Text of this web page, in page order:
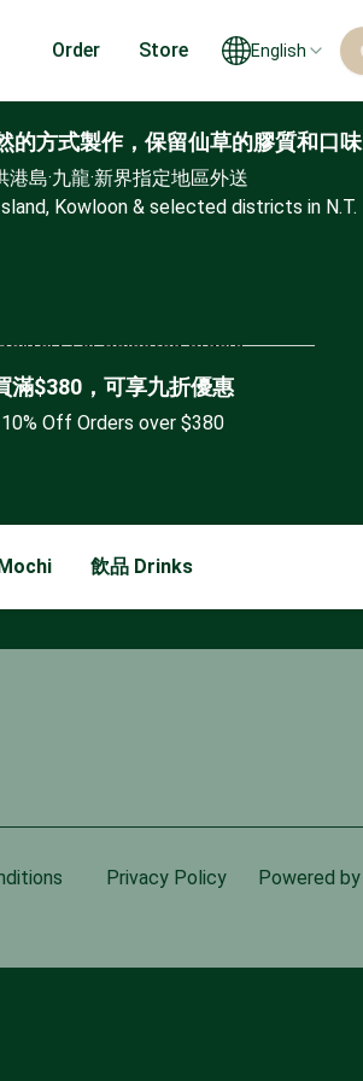
Order Store English
的方式製作，保留仙草的膠質和口味
港島·九龍·新界指定地區外送
Kowloon & selected districts in N.T.
For Selected Orders
Order Now
滿$380，可享九折優惠
10% Off Orders over $380
飲品 Drinks
Privacy Policy Powered by